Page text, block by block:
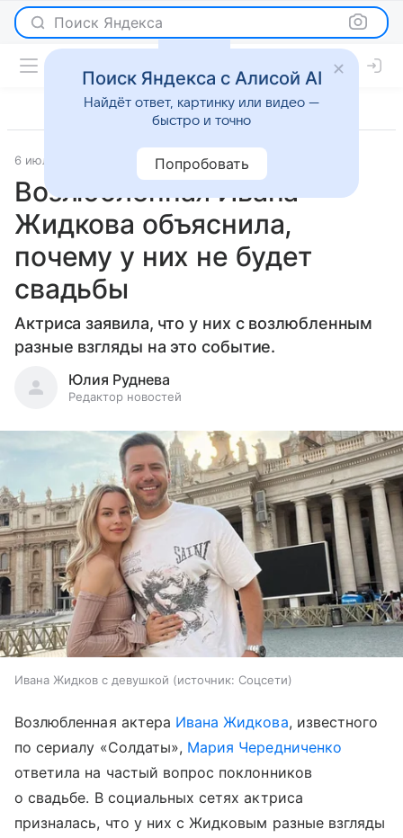
Поиск Яндекса
6 июля 2025 Светская жизнь
Возлюбленная Ивана
Жидкова объяснила,
почему у них не будет
свадьбы
Актриса заявила, что у них с возлюбленным
разные взгляды на это событие.
Юлия Руднева
Редактор новостей
Ивана Жидков с девушкой источник: Соцсети
Возлюбленная актера Ивана Жидкова, известного
по сериалу «Солдаты», Мария Чередниченко
ответила на частый вопрос поклонников
о свадьбе. В социальных сетях актриса
призналась, что у них с Жидковым разные взгляды
Поиск Яндекса с Алисой AI
Найдёт ответ, картинку или видео —
быстро и точно
Попробовать